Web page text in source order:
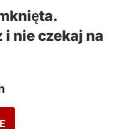
i nie czekaj na